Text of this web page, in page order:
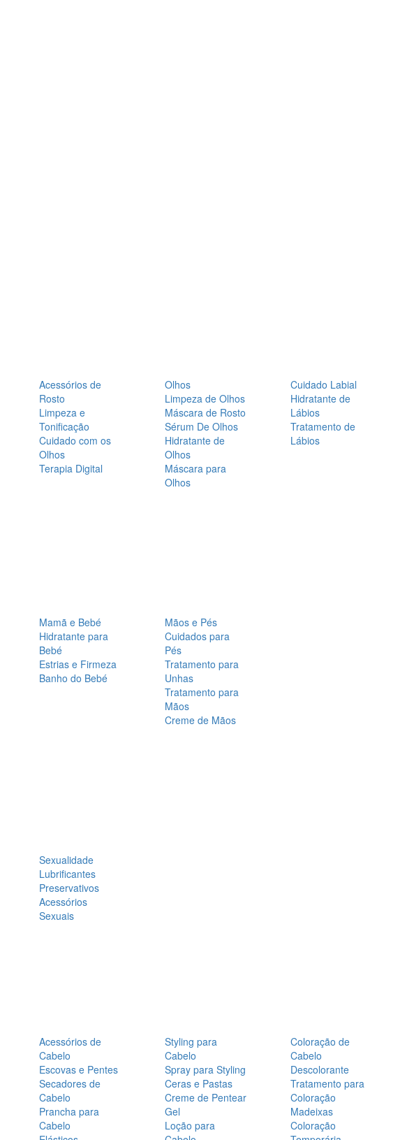
Acessórios de
Rosto
Limpeza e
Tonificação
Cuidado com os
Olhos
Terapia Digital
Olhos
Limpeza de Olhos
Máscara de Rosto
Sérum De Olhos
Hidratante de
Olhos
Máscara para
Olhos
Cuidado Labial
Hidratante de
Lábios
Tratamento de
Lábios
Mamã e Bebé
Hidratante para
Bebé
Estrias e Firmeza
Banho do Bebé
Mãos e Pés
Cuidados para
Pés
Tratamento para
Unhas
Tratamento para
Mãos
Creme de Mãos
Sexualidade
Lubrificantes
Preservativos
Acessórios
Sexuais
Acessórios de
Cabelo
Escovas e Pentes
Secadores de
Cabelo
Prancha para
Cabelo
Styling para
Cabelo
Spray para Styling
Ceras e Pastas
Creme de Pentear
Gel
Loção para
Coloração de
Cabelo
Descolorante
Tratamento para
Coloração
Madeixas
Coloração